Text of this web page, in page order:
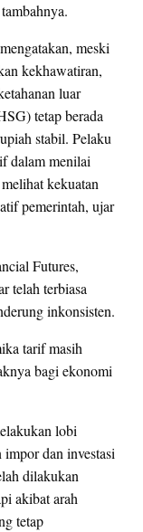
meski
kekhawatiran,
luar
tetap berada
stabil. Pelaku
dalam menilai
kekuatan
pemerintah, ujar
Futures,
telah terbiasa
inkonsisten.
tarif masih
bagi ekonomi
lobi
dan investasi
dilakukan
akibat arah
tetap